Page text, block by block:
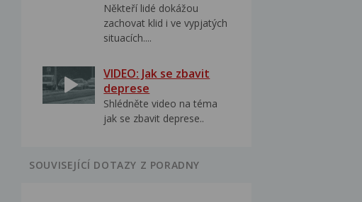
Někteří lidé dokážou
zachovat klid i ve vypjatých
situacích....
VIDEO: Jak se zbavit
deprese
Shlédněte video na téma
jak se zbavit deprese..
SOUVISEJÍCÍ DOTAZY Z PORADNY